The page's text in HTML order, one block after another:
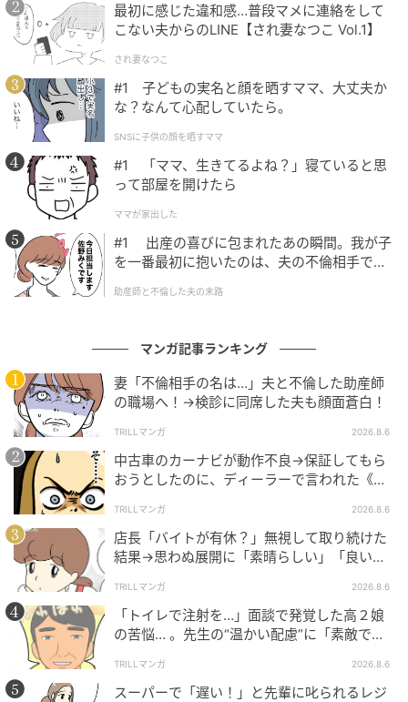
最初に感じた違和感…普段マメに連絡をして
こない夫からのLINE【され妻なつこ Vol.1】
され妻なつこ
#1 子どもの実名と顔を晒すママ、大丈夫か
な？なんて心配していたら。
SNSに子供の顔を晒すママ
#1 「ママ、生きてるよね？」寝ていると思
って部屋を開けたら
ママが家出した
#1 出産の喜びに包まれたあの瞬間。我が子
を一番最初に抱いたのは、夫の不倫相手でし
助産師と不倫した夫の末路
マンガ記事ランキング
妻「不倫相手の名は…」夫と不倫した助産師
の職場へ！→検診に同席した夫も顔面蒼白！
TRILLマンガ 2026.8.6
中古車のカーナビが動作不良→保証してもら
おうとしたのに、ディーラーで言われた《事
TRILLマンガ 2026.8.6
店長「バイトが有休？」無視して取り続けた
結果→思わぬ展開に「素晴らしい」「良いこ
TRILLマンガ 2026.8.6
「トイレで注射を…」面談で発覚した高２娘
の苦悩… 。先生の“温かい配慮”に「素敵です
TRILLマンガ 2026.8.6
スーパーで「遅い！」と先輩に叱られるレジ